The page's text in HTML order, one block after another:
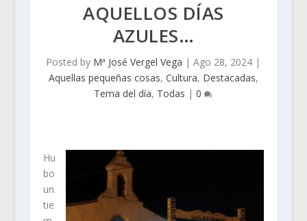
AQUELLOS DÍAS
AZULES…
Posted by Mª José Vergel Vega |Ago 28, 2024 |
Aquellas pequeñas cosas, Cultura, Destacadas,
Tema del día, Todas |0
Hu
bo
un
tie